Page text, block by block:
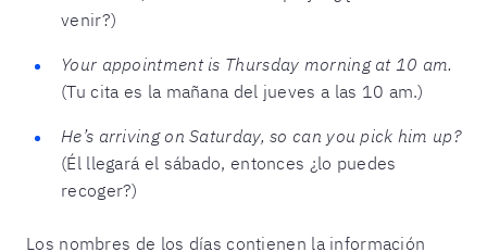
venir?)
Your appointment is Thursday morning at 10 am.
(Tu cita es la mañana del jueves a las 10 am.)
He’s arriving on Saturday, so can you pick him up?
(Él llegará el sábado, entonces ¿lo puedes
recoger?)
Los nombres de los días contienen la información